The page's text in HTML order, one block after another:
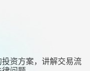
资方案，讲解交易流